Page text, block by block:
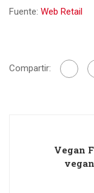
Fuente: Web Retail
Compartir:
Vegan